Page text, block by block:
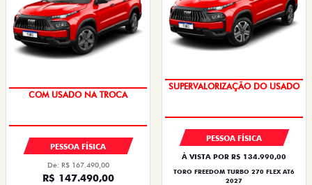
OPORTUNIDADE
PESSOA FÍSICA
De: R$ 167.490,00
R$ 147.490,00
OPORTUNIDADE
PESSOA FÍSICA
À VISTA POR R$ 134.990,00
TORO FREEDOM TURBO 270 FLEX AT6
2027